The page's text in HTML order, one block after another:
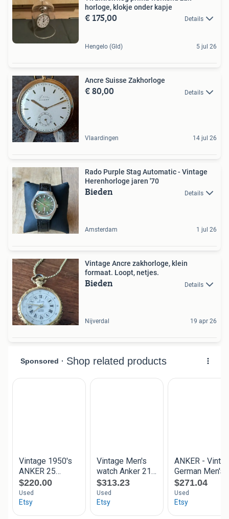
horloge, klokje onder kapje
€ 175,00 Details
Hengelo (Gld) 5 jul 26
Ancre Suisse Zakhorloge
€ 80,00 Details
Vlaardingen 14 jul 26
Rado Purple Stag Automatic - Vintage
Herenhorloge jaren '70
Bieden Details
Amsterdam 1 jul 26
Vintage Ancre zakhorloge, klein
formaat. Loopt, netjes.
Bieden Details
Nijverdal 19 apr 26